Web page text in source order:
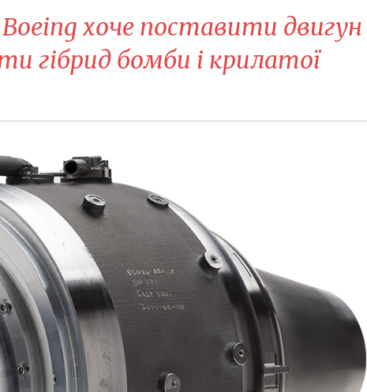
Boeing хоче поставити двигун
гібрид бомби і крилатої